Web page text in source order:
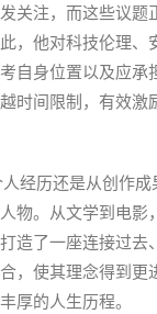
关注，而这些议题
，他对科技伦理、
自身位置以及应承
时间限制，有效激
经历还是从创作成
物。从文学到电影
造了一座连接过去
，使其理念得到更
厚的人生历程。